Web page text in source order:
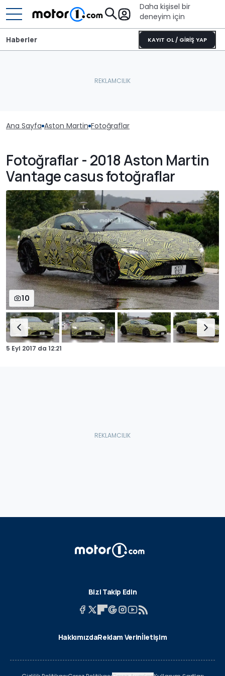
Daha kişisel bir
deneyim için
KAYIT OL / GİRİŞ YAP
Haberler
Ana Sayfa Aston Martin Fotoğraflar
Fotoğraflar - 2018 Aston Martin
Vantage casus fotoğraflar
10
5 Eyl 2017 da 12:21
Bizi Takip Edin
HakkımızdaReklam Verinİletişim